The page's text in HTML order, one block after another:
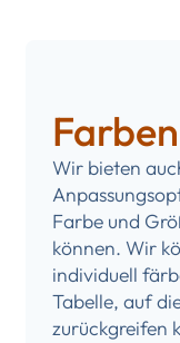
Farben
Wir bieten
Farbe und
können. Wir
individuell
Tabelle, auf
zurückgreifen